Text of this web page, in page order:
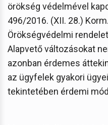
örökség védelmével
496/2016. (XII. 28.)
Örökségvédelmi
Alapvető változásokat
azonban érdemes
az ügyfelek gyakori
tekintetében érdemi